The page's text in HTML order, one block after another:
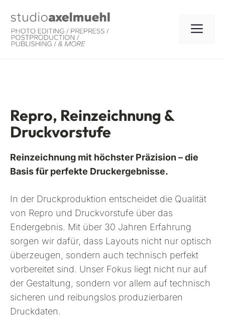
Inhalt
springen
Repro, Reinzeichnung &
Druckvorstufe
Reinzeichnung mit höchster Präzision – die
Basis für perfekte Druckergebnisse.
In der Druckproduktion entscheidet die Qualität
von Repro und Druckvorstufe über das
Endergebnis. Mit über 30 Jahren Erfahrung
sorgen wir dafür, dass Layouts nicht nur optisch
überzeugen, sondern auch technisch perfekt
vorbereitet sind. Unser Fokus liegt nicht nur auf
der Gestaltung, sondern vor allem auf technisch
sicheren und reibungslos produzierbaren
Druckdaten.